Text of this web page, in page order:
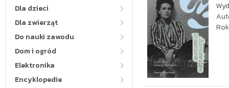
Dla dzieci
Dla zwierząt
Do nauki zawodu
Dom i ogród
Elektronika
Encyklopedie